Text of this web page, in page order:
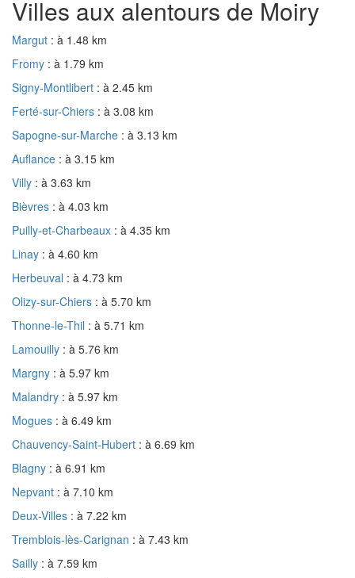
Villes aux alentours de Moiry
Margut : à 1.48 km
Fromy : à 1.79 km
Signy-Montlibert : à 2.45 km
Ferté-sur-Chiers : à 3.08 km
Sapogne-sur-Marche : à 3.13 km
Auflance : à 3.15 km
Villy : à 3.63 km
Bièvres : à 4.03 km
Puilly-et-Charbeaux : à 4.35 km
Linay : à 4.60 km
Herbeuval : à 4.73 km
Olizy-sur-Chiers : à 5.70 km
Thonne-le-Thil : à 5.71 km
Lamouilly : à 5.76 km
Margny : à 5.97 km
Malandry : à 5.97 km
Mogues : à 6.49 km
Chauvency-Saint-Hubert : à 6.69 km
Blagny : à 6.91 km
Nepvant : à 7.10 km
Deux-Villes : à 7.22 km
Tremblois-lès-Carignan : à 7.43 km
Sailly : à 7.59 km